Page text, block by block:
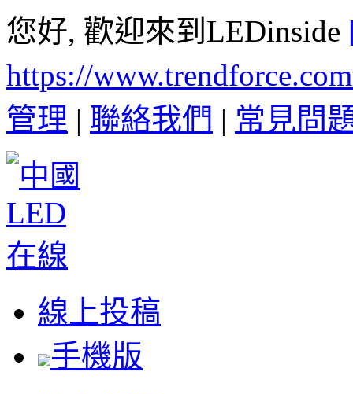
您好, 歡迎來到LEDinside
https://
管理 | 聯絡我們 | 常見問
線上投稿
手機版